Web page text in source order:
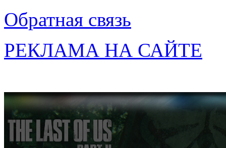
Обратная связь
РЕКЛАМА НА САЙТЕ